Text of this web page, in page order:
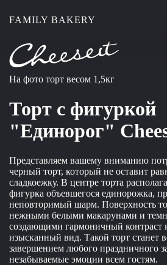
FAMILY BAKERY
На фото торт весом 1,5кг
Торт с фигуркой
"Единорог"
Представляем вашему вниманию
черный торт, который не оставит
сладкоежку. В центре торта
фигурка объевшегося единорожка,
неповторимый шарм. Поверхность
нежными белыми макарунами и
создающими гармоничный
изысканный вид. Такой торт станет
завершением любого праздничного
незабываемые эмоции всем гостям.